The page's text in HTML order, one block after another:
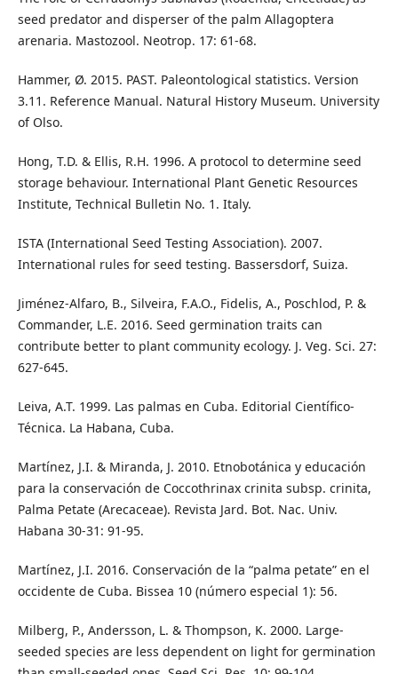
seed predator and disperser of the palm Allagoptera
arenaria. Mastozool. Neotrop. 17: 61-68.
Hammer, Ø. 2015. PAST. Paleontological statistics. Version
3.11. Reference Manual. Natural History Museum. University
of Olso.
Hong, T.D. & Ellis, R.H. 1996. A protocol to determine seed
storage behaviour. International Plant Genetic Resources
Institute, Technical Bulletin No. 1. Italy.
ISTA (International Seed Testing Association). 2007.
International rules for seed testing. Bassersdorf, Suiza.
Jiménez-Alfaro, B., Silveira, F.A.O., Fidelis, A., Poschlod, P. &
Commander, L.E. 2016. Seed germination traits can
contribute better to plant community ecology. J. Veg. Sci. 27:
627-645.
Leiva, A.T. 1999. Las palmas en Cuba. Editorial Científico-
Técnica. La Habana, Cuba.
Martínez, J.I. & Miranda, J. 2010. Etnobotánica y educación
para la conservación de Coccothrinax crinita subsp. crinita,
Palma Petate (Arecaceae). Revista Jard. Bot. Nac. Univ.
Habana 30-31: 91-95.
Martínez, J.I. 2016. Conservación de la “palma petate” en el
occidente de Cuba. Bissea 10 (número especial 1): 56.
Milberg, P., Andersson, L. & Thompson, K. 2000. Large-
seeded species are less dependent on light for germination